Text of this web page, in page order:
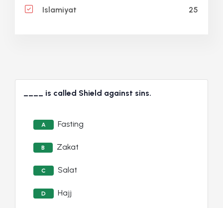
Islamiyat 25
____ is called Shield against sins.
A Fasting
B Zakat
C Salat
D Hajj